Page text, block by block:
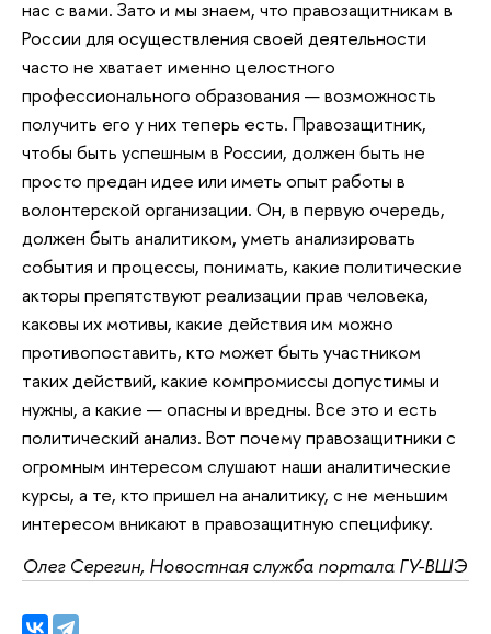
нас с вами. Зато и мы знаем, что правозащитникам в
России для осуществления своей деятельности
часто не хватает именно целостного
профессионального образования — возможность
получить его у них теперь есть. Правозащитник,
чтобы быть успешным в России, должен быть не
просто предан идее или иметь опыт работы в
волонтерской организации. Он, в первую очередь,
должен быть аналитиком, уметь анализировать
события и процессы, понимать, какие политические
акторы препятствуют реализации прав человека,
каковы их мотивы, какие действия им можно
противопоставить, кто может быть участником
таких действий, какие компромиссы допустимы и
нужны, а какие — опасны и вредны. Все это и есть
политический анализ. Вот почему правозащитники с
огромным интересом слушают наши аналитические
курсы, а те, кто пришел на аналитику, с не меньшим
интересом вникают в правозащитную специфику.
Олег Серегин, Новостная служба портала ГУ-ВШЭ